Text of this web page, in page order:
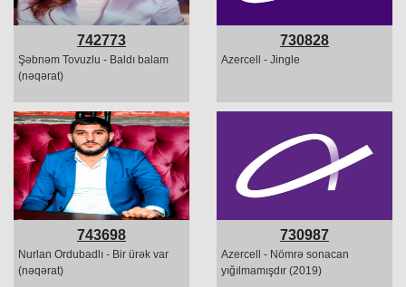
742773
Şəbnəm Tovuzlu - Baldı balam
(nəqərat)
730828
Azercell - Jingle
743698
Nurlan Ordubadlı - Bir ürək var
(nəqərat)
730987
Azercell - Nömrə sonacan
yığılmamışdır (2019)